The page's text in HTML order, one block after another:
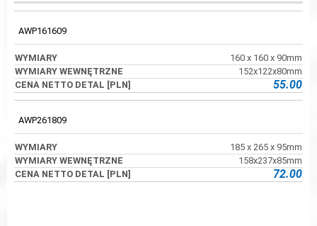
WYMIARY
WEWNĘTRZNE
CENA NETTO
DETAL [PLN]
AWP161609
160 x 160 x 90mm
152x122x80mm
55.00
AWP261809
185 x 265 x 95mm
158x237x85mm
72.00